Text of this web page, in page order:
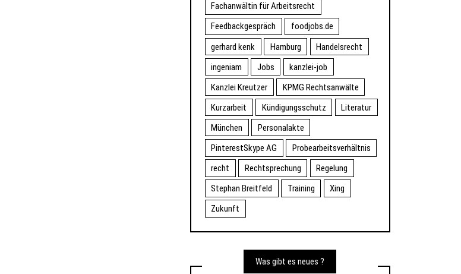
Fachanwältin für Arbeitsrecht
Feedbackgespräch
foodjobs.de
gerhard kenk
Hamburg
Handelsrecht
ingeniam
Jobs
kanzlei-job
Kanzlei Kreutzer
KPMG Rechtsanwälte
Kurzarbeit
Kündigungsschutz
Literatur
München
Personalakte
PinterestSkype AG
Probearbeitsverhältnis
recht
Rechtsprechung
Regelung
Stephan Breitfeld
Training
Xing
Zukunft
Was gibt es neues ?